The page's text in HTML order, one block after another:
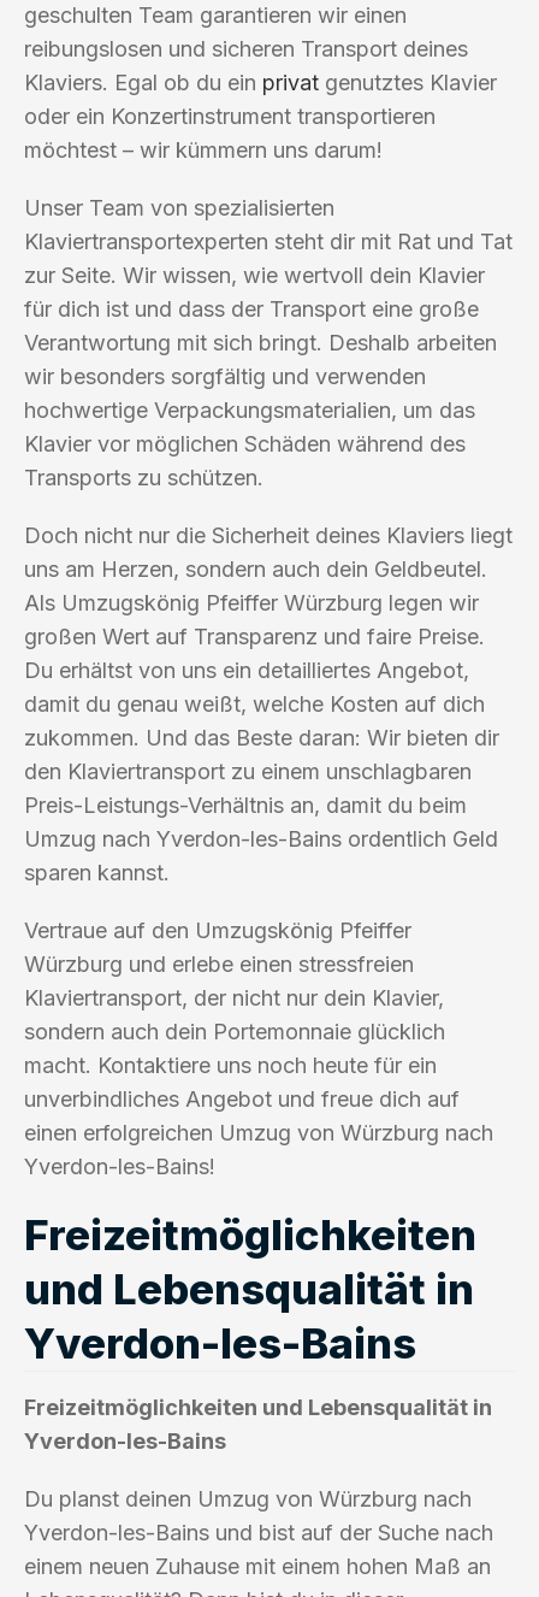
geschulten Team garantieren wir einen
reibungslosen und sicheren Transport deines
Klaviers. Egal ob du ein privat genutztes Klavier
oder ein Konzertinstrument transportieren
möchtest – wir kümmern uns darum!
Unser Team von spezialisierten
Klaviertransportexperten steht dir mit Rat und Tat
zur Seite. Wir wissen, wie wertvoll dein Klavier
für dich ist und dass der Transport eine große
Verantwortung mit sich bringt. Deshalb arbeiten
wir besonders sorgfältig und verwenden
hochwertige Verpackungsmaterialien, um das
Klavier vor möglichen Schäden während des
Transports zu schützen.
Doch nicht nur die Sicherheit deines Klaviers liegt
uns am Herzen, sondern auch dein Geldbeutel.
Als Umzugskönig Pfeiffer Würzburg legen wir
großen Wert auf Transparenz und faire Preise.
Du erhältst von uns ein detailliertes Angebot,
damit du genau weißt, welche Kosten auf dich
zukommen. Und das Beste daran: Wir bieten dir
den Klaviertransport zu einem unschlagbaren
Preis-Leistungs-Verhältnis an, damit du beim
Umzug nach Yverdon-les-Bains ordentlich Geld
sparen kannst.
Vertraue auf den Umzugskönig Pfeiffer
Würzburg und erlebe einen stressfreien
Klaviertransport, der nicht nur dein Klavier,
sondern auch dein Portemonnaie glücklich
macht. Kontaktiere uns noch heute für ein
unverbindliches Angebot und freue dich auf
einen erfolgreichen Umzug von Würzburg nach
Yverdon-les-Bains!
Freizeitmöglichkeiten
und Lebensqualität in
Yverdon-les-Bains
Freizeitmöglichkeiten und Lebensqualität in
Yverdon-les-Bains
Du planst deinen Umzug von Würzburg nach
Yverdon-les-Bains und bist auf der Suche nach
einem neuen Zuhause mit einem hohen Maß an